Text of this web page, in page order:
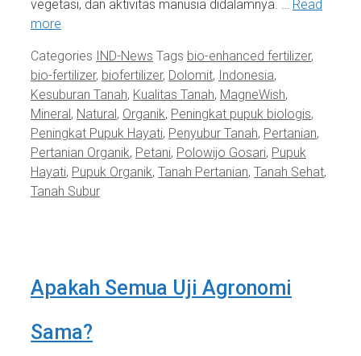
vegetasi, dan aktivitas manusia didalamnya. …
Read
more
Categories IND-News Tags bio-enhanced fertilizer,
bio-fertilizer, biofertilizer, Dolomit, Indonesia,
Kesuburan Tanah, Kualitas Tanah, MagneWish,
Mineral, Natural, Organik, Peningkat pupuk biologis,
Peningkat Pupuk Hayati, Penyubur Tanah, Pertanian,
Pertanian Organik, Petani, Polowijo Gosari, Pupuk
Hayati, Pupuk Organik, Tanah Pertanian, Tanah Sehat,
Tanah Subur
Apakah Semua Uji Agronomi
Sama?